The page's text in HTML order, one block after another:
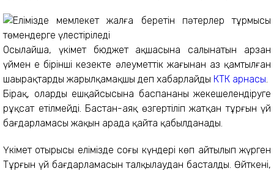
Осылайша, үкімет бюджет ақшасына салынатын арзан
үймен ең бірінші кезекте әлеуметтік жағынан аз қамтылған
шаңырақтарды жарылқамақшы деп хабарлайды КТК арнасы
Бірақ, олардың ешқайсысына баспананы жекешелендіруге
рұқсат етілмейді. Бастан-аяқ өзгертіліп жатқан тұрғын үй
бағдарламасы жақын арада қайта қабылданады.
Үкімет отырысы елімізде соңғы күндері көп айтылып жүрген
Тұрғын үй бағдарламасын талқылаудан басталды. Өйткені,